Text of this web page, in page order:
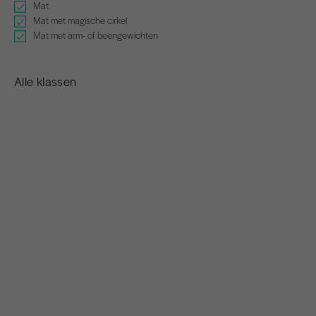
Mat
Mat met magische cirkel
Mat met arm- of beengewichten
Alle klassen